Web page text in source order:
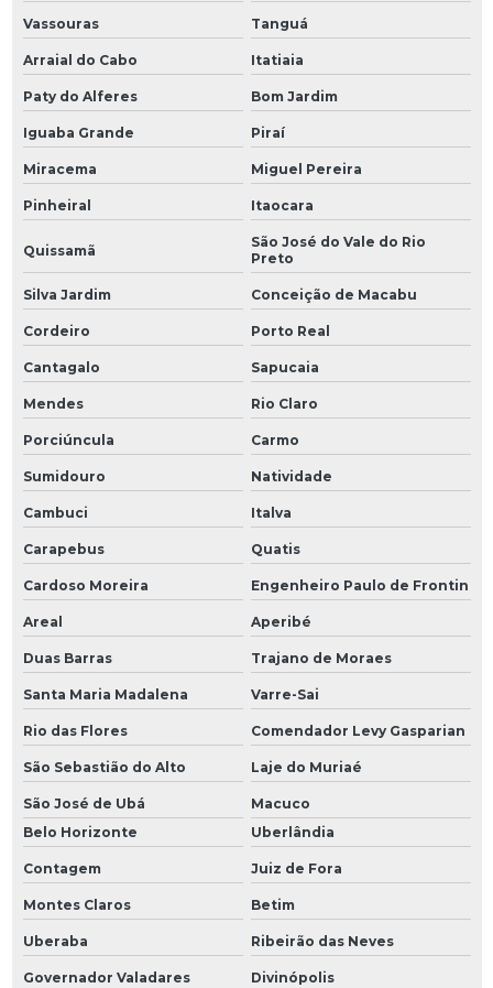
Vassouras Tanguá
Arraial do Cabo Itatiaia
Paty do Alferes Bom Jardim
Iguaba Grande Piraí
Miracema Miguel Pereira
Pinheiral Itaocara
Quissamã
São José do Vale do Rio
Preto
Silva Jardim Conceição de Macabu
Cordeiro Porto Real
Cantagalo Sapucaia
Mendes Rio Claro
Porciúncula Carmo
Sumidouro Natividade
Cambuci Italva
Carapebus Quatis
Cardoso Moreira Engenheiro Paulo de Frontin
Areal Aperibé
Duas Barras Trajano de Moraes
Santa Maria Madalena Varre-Sai
Rio das Flores Comendador Levy Gasparian
São Sebastião do Alto Laje do Muriaé
São José de Ubá
Macuco
Belo Horizonte
Uberlândia
Contagem Juiz de Fora
Montes Claros Betim
Uberaba Ribeirão das Neves
Governador Valadares Divinópolis